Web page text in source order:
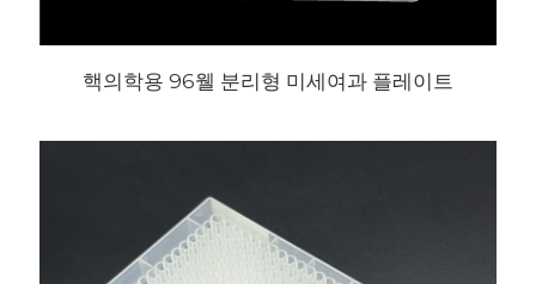
핵의학용 96웰 분리형 미세여과 플레이트